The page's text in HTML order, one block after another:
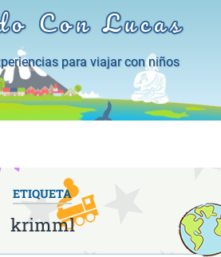
Con Lucas
para viajar con niños
ETIQUETA
krimml